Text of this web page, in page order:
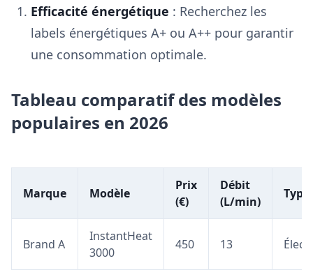
Efficacité énergétique : Recherchez les
labels énergétiques A+ ou A++ pour garantir
une consommation optimale.
Tableau comparatif des modèles
populaires en 2026
Marque Modèle
Prix
(€)
Débit
(L/min)
Type
Brand A
InstantHeat
3000
450 13